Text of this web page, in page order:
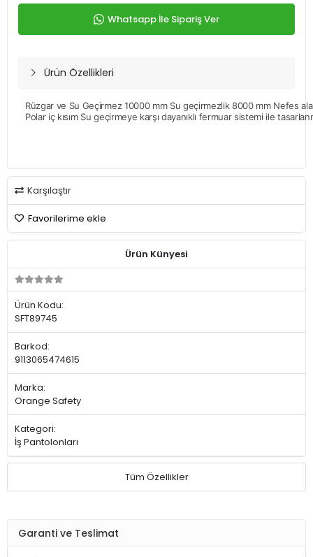
Whatsapp İle Sipariş Ver
Ürün Özellikleri
Rüzgar ve Su Geçirmez 10000 mm Su geçirmezlik 8000 mm Nefes
Polar iç kısım Su geçirmeye karşı dayanıklı fermuar sistemi ile
Karşılaştır
Favorilerime ekle
Ürün Künyesi
Ürün Kodu:
SFT89745
Barkod:
9113065474615
Marka:
Orange Safety
Kategori:
İş Pantolonları
Tüm Özellikler
Garanti ve Teslimat